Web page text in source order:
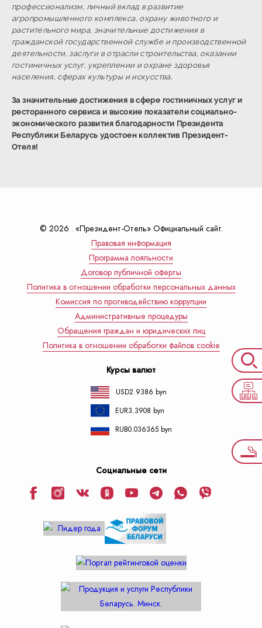
профессионализм, личный вклад в развитие
агропромышленного комплекса, охрану животного и
растительного мира, значительные достижения в
гражданской государственной службе и производственной
деятельности, заслуги в отрасли строительства, оказании
гостиничных услуг, укреплении и охране здоровья
населения, сферах культуры и искусства.
За значительные достижения в сфере гостиничных услуг и
ресторанного сервиса и высокие показатели социально-
экономического развития благодарности Президента
Республики Беларусь удостоен коллектив Президент-
Отеля!
© 2026 . «Президент-Отель» Официальный сайт.
Правовая информация
Программа лояльности
Договор публичной оферты
Политика в отношении обработки персональных данных
Комиссия по противодействию коррупции
Административные процедуры
Обращения граждан и юридических лиц
Политика в отношении обработки файлов cookie
Курсы валют
USD2.9386 byn
EUR3.3908 byn
RUB0.036365 byn
Социальные сети